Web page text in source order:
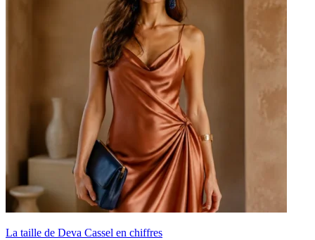
La taille de Deva Cassel en chiffres